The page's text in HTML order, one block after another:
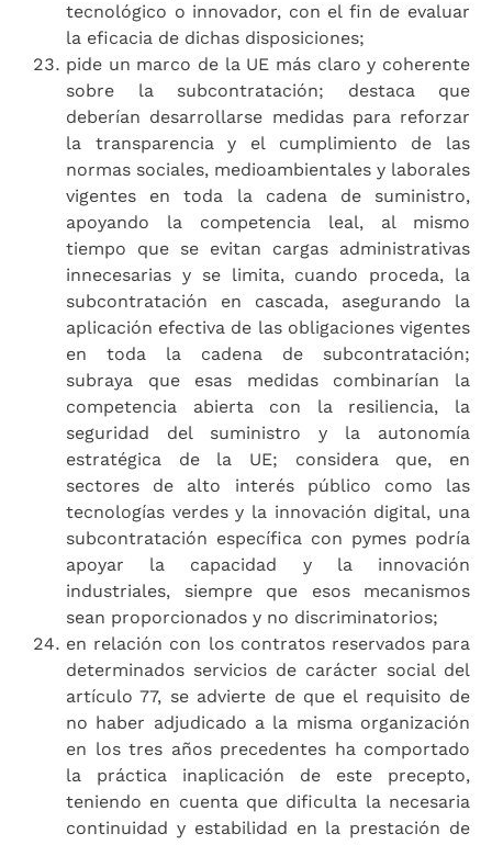
tecnológico o innovador, con el fin de evaluar
la eficacia de dichas disposiciones;
pide un marco de la UE más claro y coherente
sobre la subcontratación; destaca que
deberían desarrollarse medidas para reforzar
la transparencia y el cumplimiento de las
normas sociales, medioambientales y laborales
vigentes en toda la cadena de suministro,
apoyando la competencia leal, al mismo
tiempo que se evitan cargas administrativas
innecesarias y se limita, cuando proceda, la
subcontratación en cascada, asegurando la
aplicación efectiva de las obligaciones vigentes
en toda la cadena de subcontratación;
subraya que esas medidas combinarían la
competencia abierta con la resiliencia, la
seguridad del suministro y la autonomía
estratégica de la UE; considera que, en
sectores de alto interés público como las
tecnologías verdes y la innovación digital, una
subcontratación específica con pymes podría
apoyar la capacidad y la innovación
industriales, siempre que esos mecanismos
sean proporcionados y no discriminatorios;
en relación con los contratos reservados para
determinados servicios de carácter social del
artículo 77, se advierte de que el requisito de
no haber adjudicado a la misma organización
en los tres años precedentes ha comportado
la práctica inaplicación de este precepto,
teniendo en cuenta que dificulta la necesaria
continuidad y estabilidad en la prestación de